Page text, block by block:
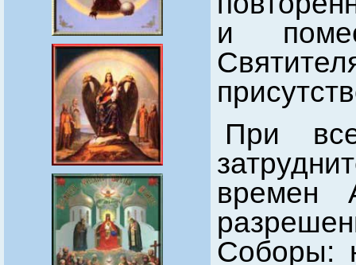
и
При
времен
Соборы: